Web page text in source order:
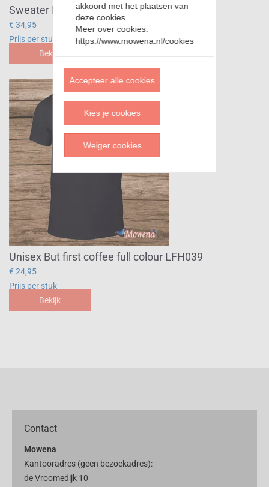
Sweater But coffee first full colour LFH039
€ 34,95
Prijs per stuk
Bekijk
Unisex But first coffee full colour LFH039
€ 24,95
Prijs per stuk
Bekijk
Contact
Mowena
Kantooradres (geen bezoekadres):
de Vroomedijk 10
akkoord met het plaatsen van
deze cookies.
Meer over cookies:
https://www.mowena.nl/cookies
Accepteer alle cookies
Kies je cookies
Weiger cookies